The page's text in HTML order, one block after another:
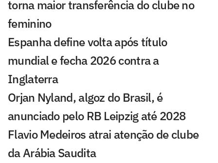
torna maior transferência do clube no
feminino
Espanha define volta após título
mundial e fecha 2026 contra a
Inglaterra
Orjan Nyland, algoz do Brasil, é
anunciado pelo RB Leipzig até 2028
Flavio Medeiros atrai atenção de clube
da Arábia Saudita